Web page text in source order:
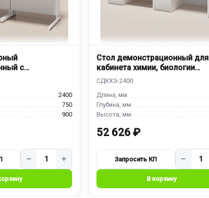
с
2400
750
900
− +
Стол демонстрационный для
кабинета химии, биологии
СДКХЭ-2400
52 626 ₽
−